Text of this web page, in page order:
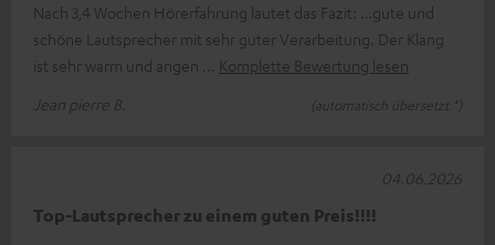
Nach 3,4 Wochen Hörerfahrung lautet das Fazit: …gute und
schöne Lautsprecher mit sehr guter Verarbeitung. Der Klang
ist sehr warm und angen
Komplette Bewertung lesen
Jean pierre B.
(automatisch übersetzt *)
Top-Lautsprecher zu einem guten Preis!!!!
04.06.2026